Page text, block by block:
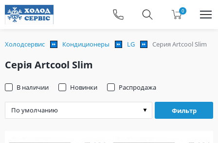
0
Холодсервис Кондиционеры LG Серия Artcool Slim
Серія Artcool Slim
Фильтр
В наличии Новинки Распродажа